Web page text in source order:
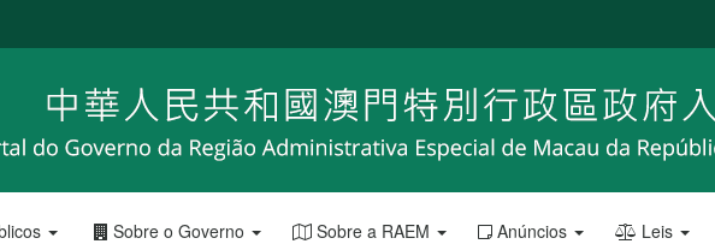
Sobre o Governo Sobre a RAEM Anúncios Leis